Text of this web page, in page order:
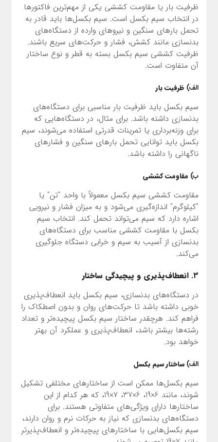
ظرفیت بار یا مقاومت کششی یکی از مهم‌ترین فاکتورها
در انتخاب سیم بکسل است. سیم بکسل‌ها باید قادر به
تحمل بارهای سنگین و نیروهای وارده از دستگاه‌های
بدنسازی مانند کشش، فشار و حرکت‌های سریع باشند.
ظرفیت کششی سیم بکسل بسته به قطر و نوع ساختار
آن متفاوت است.
الف) ظرفیت بار
سیم بکسل باید ظرفیت بار مناسبی برای دستگاه‌های
بدنسازی داشته باشد. برای مثال، در دستگاه‌هایی که
برای وزنه‌برداری یا تمرینات قدرتی استفاده می‌شوند، سیم
بکسل باید توانایی تحمل بارهای سنگین و فشارهای
ناگهانی را داشته باشد.
ب) مقاومت کششی
مقاومت کششی سیم بکسل معمولاً با واحد "تن" یا
"کیلوگرم" اندازه‌گیری می‌شود و به میزان فشار و نیرویی
اشاره دارد که سیم می‌تواند تحمل کند. انتخاب سیم
بکسل با مقاومت کششی مناسب برای دستگاه‌های
بدنسازی از آسیب به سیم و خرابی دستگاه جلوگیری
می‌کند.
3. انعطاف‌پذیری و پیچیدگی ساختار
در دستگاه‌های بدنسازی، سیم بکسل باید انعطاف‌پذیری
خوبی داشته باشد تا حرکت‌های روان و بدون اصطکاک را
فراهم کند. هرچقدر ساختار سیم بکسل پیچیده‌تر و تعداد
رشته‌ها بیشتر باشد، انعطاف‌پذیری و عملکرد آن بهتر
خواهد بود.
الف) ساختار سیم بکسل
سیم بکسل‌ها ممکن است از ساختارهای مختلفی تشکیل
شوند، مانند 6×19، 6×37، 7×19، که هر کدام از این
ساختارها دارای ویژگی‌های متفاوتی هستند. برای
دستگاه‌های بدنسازی که نیاز به حرکات نرم و روان دارند،
سیم بکسل‌هایی با ساختارهای پیچیده‌تر و انعطاف‌پذیرتر